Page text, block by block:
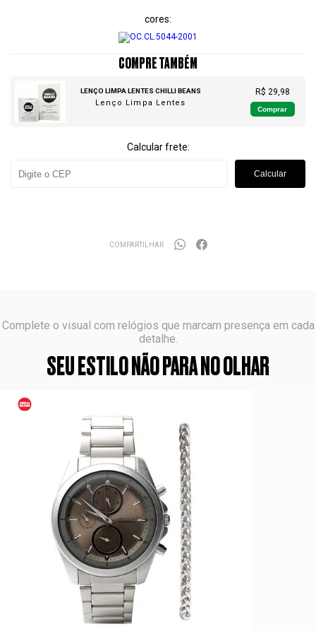
cores
COMPRE TAMBÉM
LENÇO LIMPA LENTES CHILLI BEANS
Lenço Limpa Lentes
R$ 29,98
Comprar
Calcular frete:
Calcular
COMPARTILHAR
Complete o visual com relógios que marcam presença em cada
detalhe.
SEU ESTILO NÃO PARA NO OLHAR